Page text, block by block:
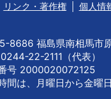
リンク・著作権 個人情
8686 福島県南相馬市
22-2111（代表
号 2000020072125
間は、月曜日から金曜